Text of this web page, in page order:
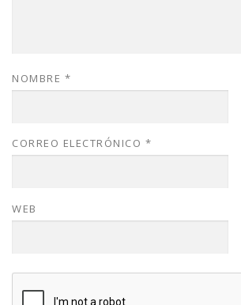
NOMBRE *
CORREO ELECTRÓNICO *
WEB